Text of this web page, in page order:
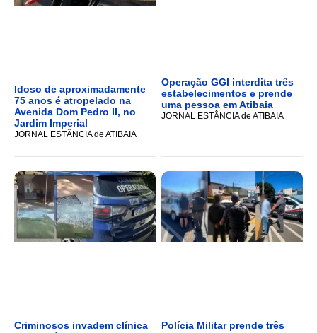
Idoso de aproximadamente
75 anos é atropelado na
Avenida Dom Pedro II, no
Jardim Imperial
JORNAL ESTÂNCIA de ATIBAIA
Operação GGI interdita três
estabelecimentos e prende
uma pessoa em Atibaia
JORNAL ESTÂNCIA de ATIBAIA
Criminosos invadem clínica
Polícia Militar prende três